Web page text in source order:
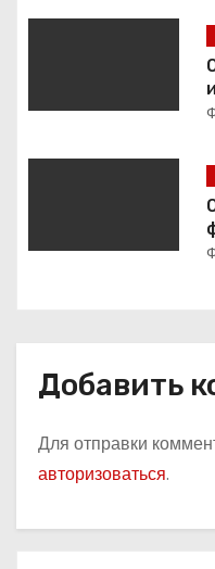
с
м
Добавить
Для отправки
авторизоваться.